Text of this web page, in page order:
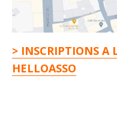
> INSCRIPTIONS A
HELLOASSO